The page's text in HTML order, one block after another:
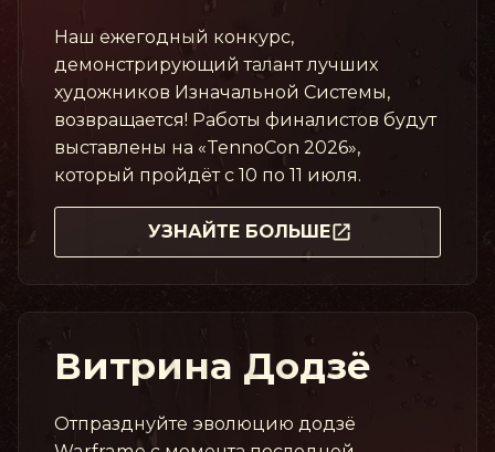
Наш ежегодный конкурс,
демонстрирующий талант лучших
художников Изначальной Системы,
возвращается! Работы финалистов будут
выставлены на «TennoCon 2026»,
который пройдёт с 10 по 11 июля.
УЗНАЙТЕ БОЛЬШЕ
Витрина Додзё
Отпразднуйте эволюцию додзё